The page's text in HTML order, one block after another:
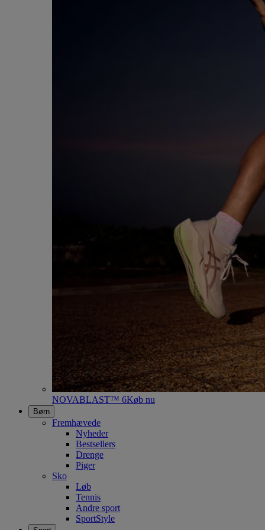
NOVABLAST™ 6Køb nu
Børn
Fremhævede
Nyheder
Bestsellers
Drenge
Piger
Sko
Løb
Tennis
Andre sport
SportStyle